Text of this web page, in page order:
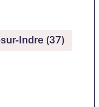
Indre (37)